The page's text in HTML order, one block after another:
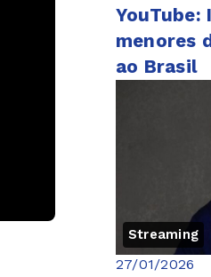
menores
ao Brasil
Streaming
27/01/2026